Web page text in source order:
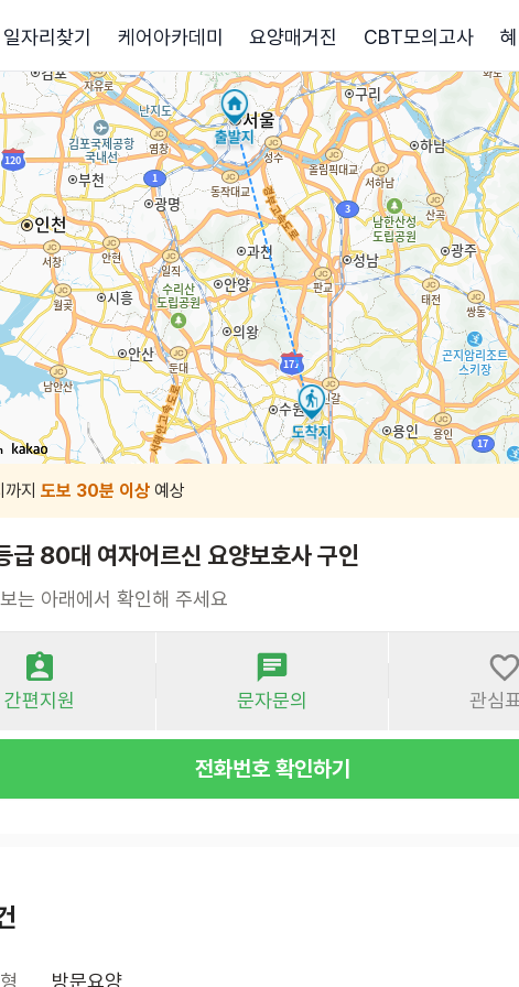
일자리찾기 케어아카데미 요양매거진 CBT모의고사
지 도보 30분 이상 예상
급 80대 여자어르신 요양보호사 구인
는 아래에서 확인해 주세요
간편지원 문자문의 관심
전화번호 확인하기
방문요양